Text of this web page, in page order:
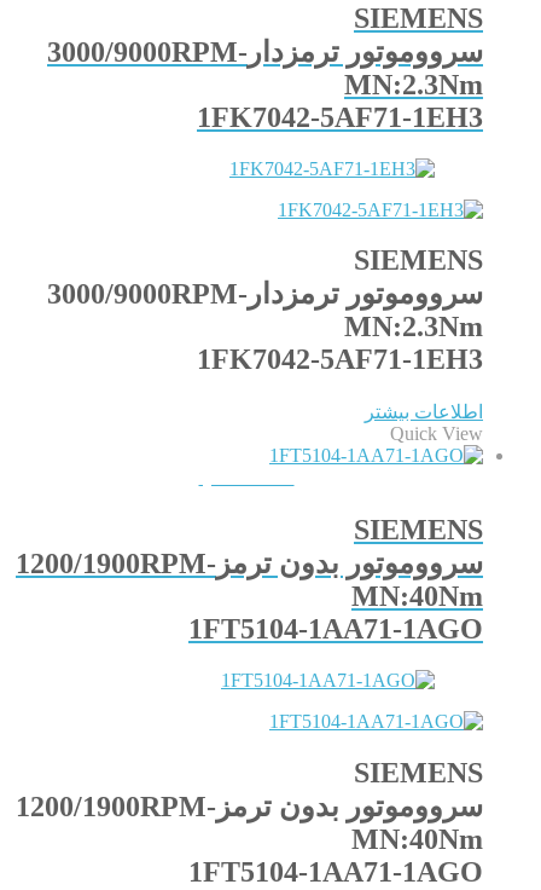
SIEMENS
سرووموتور ترمزدار3000/9000RPM-
MN:2.3Nm
1FK7042-5AF71-1EH3
SIEMENS
سرووموتور ترمزدار3000/9000RPM-
MN:2.3Nm
1FK7042-5AF71-1EH3
اطلاعات بیشتر
Quick View
SIEMENS
سرووموتور بدون ترمز1200/1900RPM-
MN:40Nm
1FT5104-1AA71-1AGO
SIEMENS
سرووموتور بدون ترمز1200/1900RPM-
MN:40Nm
1FT5104-1AA71-1AGO